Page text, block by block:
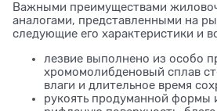
Важными преимуществами
аналогами, представленными на
следующие его характеристики и
лезвие выполнено из особо
хромомолибденовый сплав
влаги и длительное время
рукоять продуманной формы